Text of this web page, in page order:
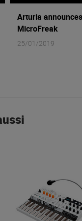
Arturia
MicroFreak
25/01/2019